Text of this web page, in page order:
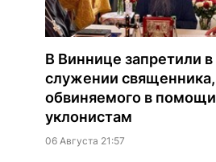
В Виннице запретили в
служении священника,
обвиняемого в помощи
уклонистам
06 Августа 21:57